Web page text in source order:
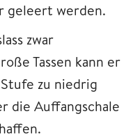
geleert werden.
zwar
Tassen kann er
zu niedrig
die Auffangschale